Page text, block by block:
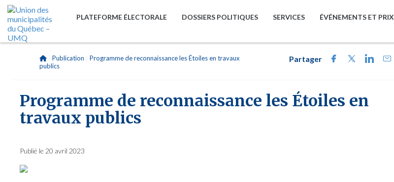
PLATEFORME ÉLECTORALE DOSSIERS POLITIQUES SERVICES ÉVÉNEMENTS ET PRIX
Publication
Programme de reconnaissance les Étoiles en travaux
publics
Partager
Programme de reconnaissance les Étoiles en
travaux publics
Publié le 20 avril 2023